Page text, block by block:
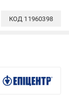
КОД 11960398